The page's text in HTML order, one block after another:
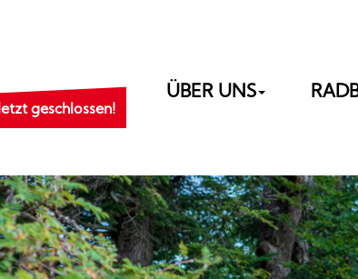
Jetzt geschlossen!
ÜBER UNS